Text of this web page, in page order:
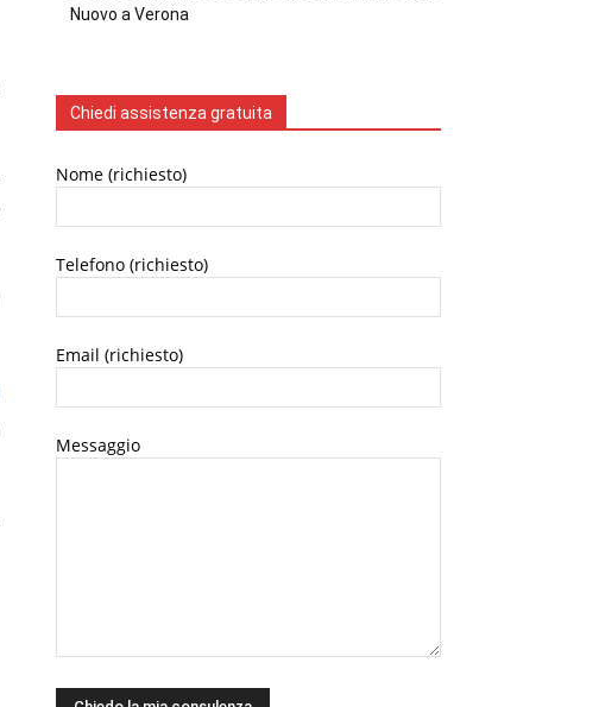
Nuovo a Verona
Chiedi assistenza gratuita
Nome (richiesto)
Telefono (richiesto)
Email (richiesto)
Messaggio